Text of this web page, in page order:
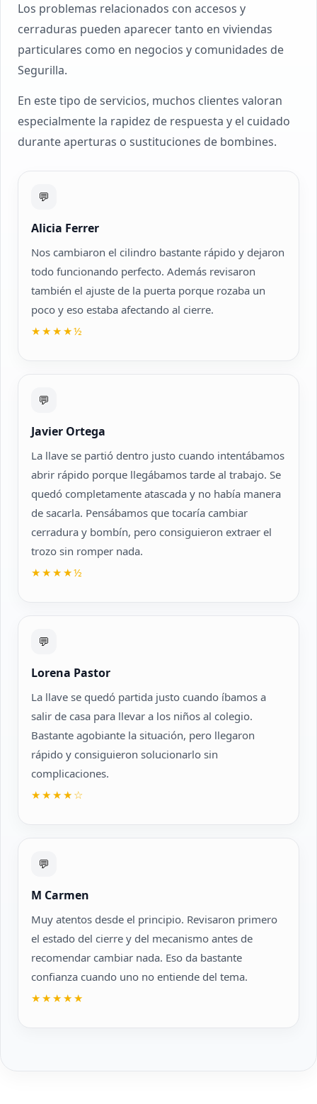
Los problemas relacionados con accesos y
cerraduras pueden aparecer tanto en viviendas
particulares como en negocios y comunidades de
Segurilla.
En este tipo de servicios, muchos clientes valoran
especialmente la rapidez de respuesta y el cuidado
durante aperturas o sustituciones de bombines.
💬
Alicia Ferrer
Nos cambiaron el cilindro bastante rápido y dejaron
todo funcionando perfecto. Además revisaron
también el ajuste de la puerta porque rozaba un
poco y eso estaba afectando al cierre.
★★★★½
💬
Javier Ortega
La llave se partió dentro justo cuando intentábamos
abrir rápido porque llegábamos tarde al trabajo. Se
quedó completamente atascada y no había manera
de sacarla. Pensábamos que tocaría cambiar
cerradura y bombín, pero consiguieron extraer el
trozo sin romper nada.
★★★★½
💬
Lorena Pastor
La llave se quedó partida justo cuando íbamos a
salir de casa para llevar a los niños al colegio.
Bastante agobiante la situación, pero llegaron
rápido y consiguieron solucionarlo sin
complicaciones.
★★★★☆
💬
M Carmen
Muy atentos desde el principio. Revisaron primero
el estado del cierre y del mecanismo antes de
recomendar cambiar nada. Eso da bastante
confianza cuando uno no entiende del tema.
★★★★★